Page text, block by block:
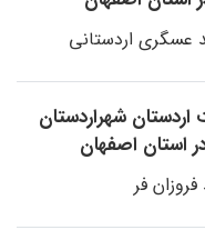
عسگری اردستانی
شهراردستان
فر